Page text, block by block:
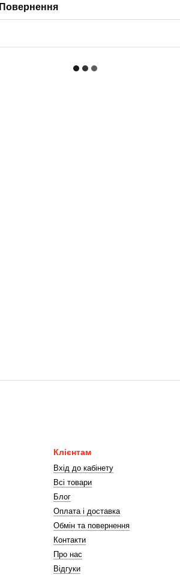
Повернення
Клієнтам
Вхід до кабінету
Всі товари
Блог
Оплата і доставка
Обмін та повернення
Контакти
Про нас
Відгуки